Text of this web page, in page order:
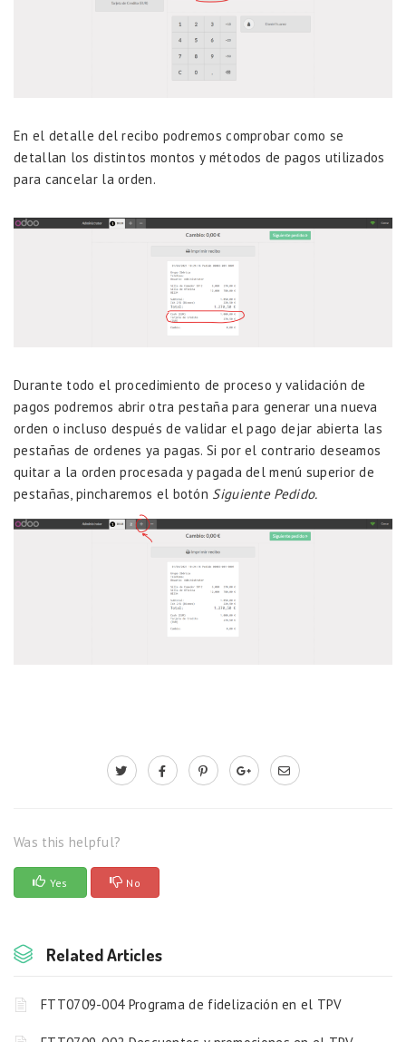
En el detalle del recibo podremos comprobar como se
detallan los distintos montos y métodos de pagos utilizados
para cancelar la orden.
Durante todo el procedimiento de proceso y validación de
pagos podremos abrir otra pestaña para generar una nueva
orden o incluso después de validar el pago dejar abierta las
pestañas de ordenes ya pagas. Si por el contrario deseamos
quitar a la orden procesada y pagada del menú superior de
pestañas, pincharemos el botón Siguiente Pedido.
Was this helpful?
Yes No
Related Articles
FTT0709-004 Programa de fidelización en el TPV